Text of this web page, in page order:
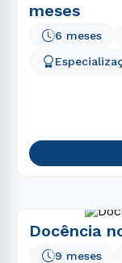
meses
6 meses
Docência
9 meses